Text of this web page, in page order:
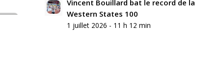
Vincent Bouillard bat le record de la
Western States 100
1 juillet 2026 - 11 h 12 min